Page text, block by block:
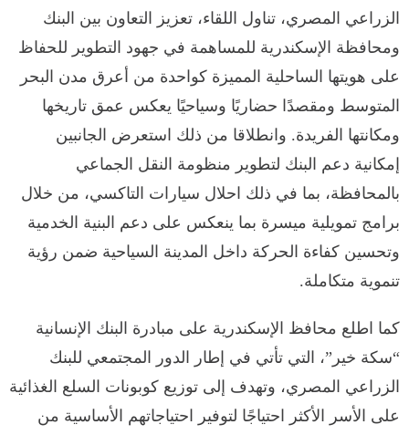
الزراعي المصري، تناول اللقاء، تعزيز التعاون بين البنك
ومحافظة الإسكندرية للمساهمة في جهود التطوير للحفاظ
على هويتها الساحلية المميزة كواحدة من أعرق مدن البحر
المتوسط ومقصدًا حضاريًا وسياحيًا يعكس عمق تاريخها
ومكانتها الفريدة. وانطلاقا من ذلك استعرض الجانبين
إمكانية دعم البنك لتطوير منظومة النقل الجماعي
بالمحافظة، بما في ذلك احلال سيارات التاكسي، من خلال
برامج تمويلية ميسرة بما ينعكس على دعم البنية الخدمية
وتحسين كفاءة الحركة داخل المدينة السياحية ضمن رؤية
تنموية متكاملة.
كما اطلع محافظ الإسكندرية على مبادرة البنك الإنسانية
“سكة خير”، التي تأتي في إطار الدور المجتمعي للبنك
الزراعي المصري، وتهدف إلى توزيع كوبونات السلع الغذائية
على الأسر الأكثر احتياجًا لتوفير احتياجاتهم الأساسية من